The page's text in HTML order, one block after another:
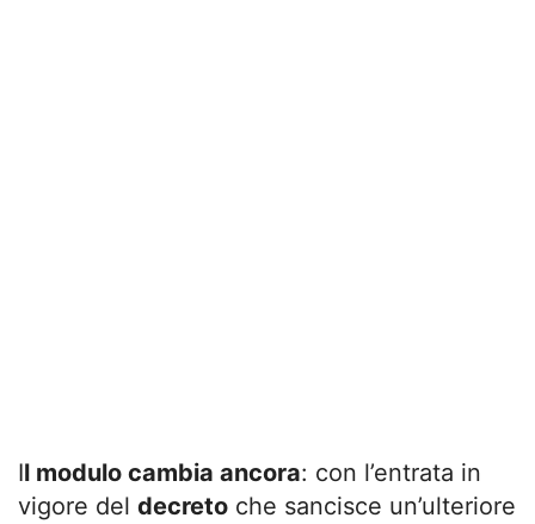
Il modulo cambia ancora: con l’entrata in
vigore del decreto che sancisce un’ulteriore